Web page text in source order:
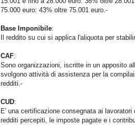
75.000 euro: 43% oltre 75.001 euro.-
Base Imponibile:
Il reddito su cui si applica l'aliquota per
CAF:
Sono organizzazioni, iscritte in un apposito
svolgono attività di assistenza per la
redditi.-
CUD:
E' una certificazione consegnata ai
redditi percepiti, le imposte pagate e i